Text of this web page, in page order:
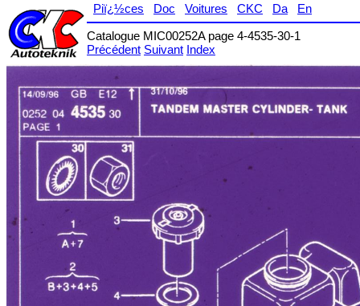
Piï¿½ces Doc Voitures CKC Da
En
Catalogue MIC00252A page 4-4535-30-1
Précédent Suivant Index